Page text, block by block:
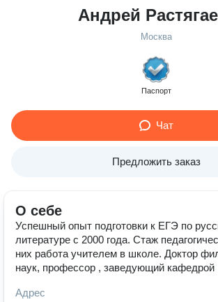
Андрей
Москва
Паспорт
Чат
Предложить заказ
О себе
Успешный опыт подготовки к ЕГЭ по
литературе с 2000 года. Стаж
них работа учителем в школе. Доктор
наук, профессор , заведующий кафедрой
Адрес